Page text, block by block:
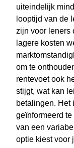
uiteindelijk
looptijd van de
zijn voor leners
lagere kosten
om te
rentevoet ook
stijgt, wat kan
betalingen. Het
geïnformeerd
van een
optie kiest voor